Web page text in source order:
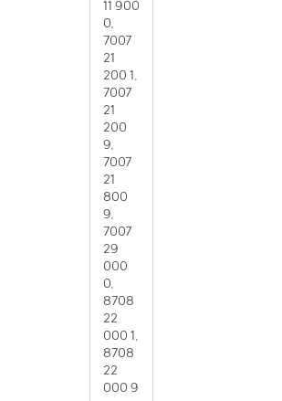
11 900
0,
7007
21
200 1,
7007
21
200
9,
7007
21
800
9,
7007
29
000
0,
8708
22
000 1,
8708
22
000 9